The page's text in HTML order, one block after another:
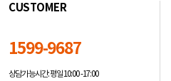
CUSTOMER
1599-9687
상담가능시간: 평일10:00 -17:00